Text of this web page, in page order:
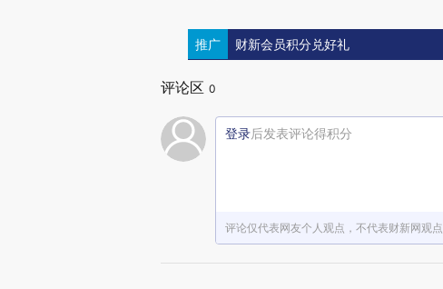
推广 财新会员积分兑好礼
评论区 0
登录后发表评论得积分
评论仅代表网友个人观点，不代表财新网观点